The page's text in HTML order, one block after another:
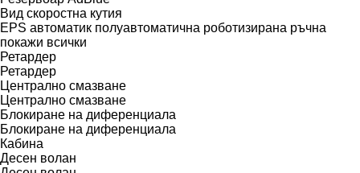
Вид скоростна кутия
EPS автоматик полуавтоматична роботизирана ръчна
покажи всички
Ретардер
Ретардер
Централно смазване
Централно смазване
Блокиране на диференциала
Блокиране на диференциала
Кабина
Десен волан